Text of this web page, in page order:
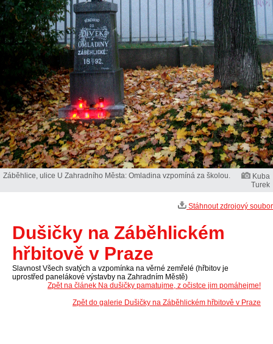
Záběhlice, ulice U Zahradního Města: Omladina vzpomíná za školou.
Kuba
Turek
Stáhnout zdrojový soubor
Dušičky na Záběhlickém
hřbitově v Praze
Slavnost Všech svatých a vzpomínka na věrné zemřelé (hřbitov je
uprostřed panelákové výstavby na Zahradním Městě)
Zpět na článek Na dušičky pamatujme, z očistce jim pomáhejme!
Zpět do galerie Dušičky na Záběhlickém hřbitově v Praze